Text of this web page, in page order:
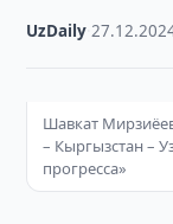
UzDaily ·
Шавкат
– Кыргызстан –
прогресса»